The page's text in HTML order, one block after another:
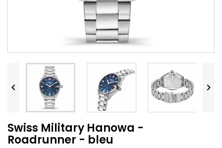
 
Swiss Military Hanowa -
Roadrunner - bleu